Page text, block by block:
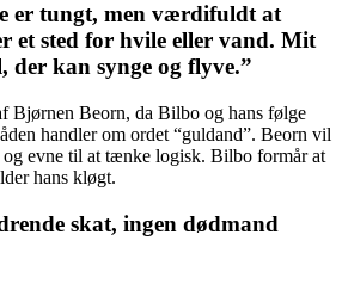
er tungt, men værdifuldt at
et sted for hvile eller vand. Mit
der kan synge og flyve.”
Bjørnen Beorn, da Bilbo og hans følge
handler om ordet “guldand”. Beorn vil
evne til at tænke logisk. Bilbo formår at
hans kløgt.
skat, ingen dødmand